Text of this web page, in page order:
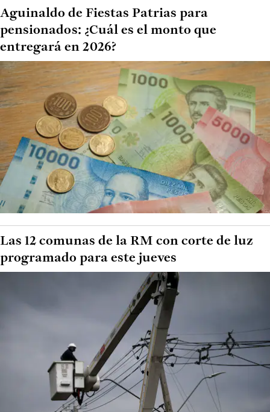
Aguinaldo de Fiestas Patrias para
pensionados: ¿Cuál es el monto que
entregará en 2026?
Las 12 comunas de la RM con corte de luz
programado para este jueves